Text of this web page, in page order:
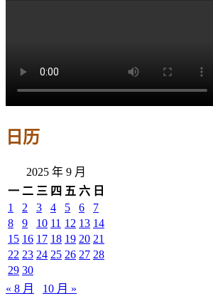
日历
2025 年 9 月
一 二 三 四 五 六 日
1
2 3 4 5 6
7
8
9 10 11 12 13 14
15 16 17 18 19 20 21
22 23 24 25 26 27 28
29 30
« 8 月
10 月 »